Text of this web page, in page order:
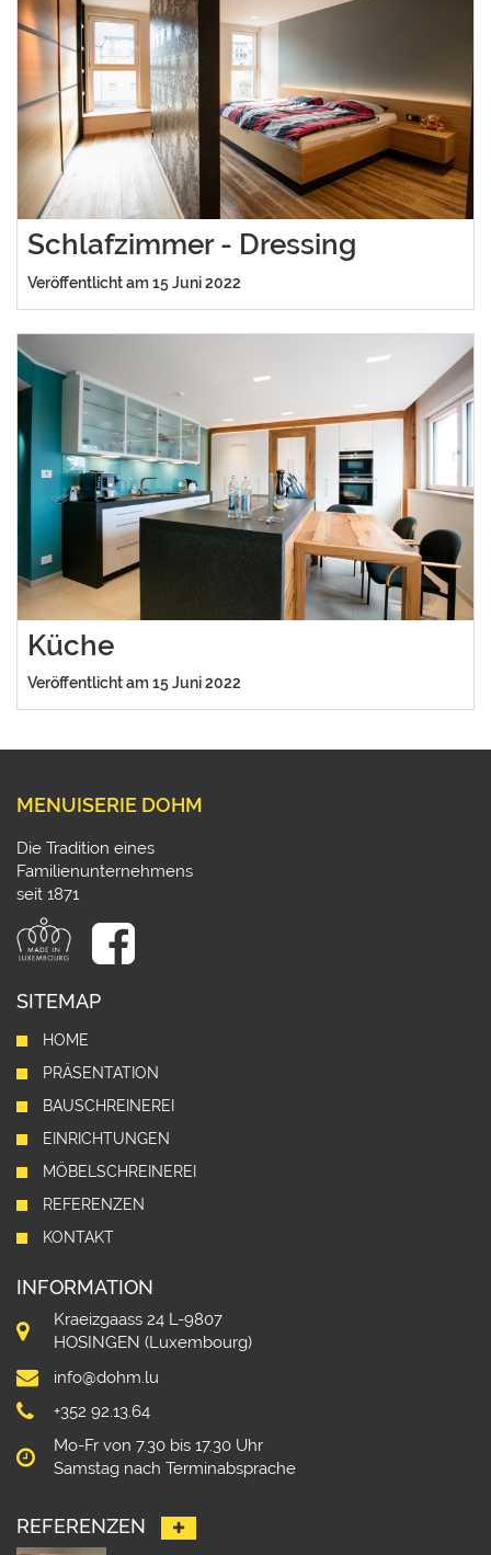
Schlafzimmer - Dressing
Veröffentlicht am 15 Juni 2022
Küche
Veröffentlicht am 15 Juni 2022
MENUISERIE DOHM
Die Tradition eines
Familienunternehmens
seit 1871
SITEMAP
HOME
PRÄSENTATION
BAUSCHREINEREI
EINRICHTUNGEN
MÖBELSCHREINEREI
REFERENZEN
KONTAKT
INFORMATION
Kraeizgaass 24 L-9807
HOSINGEN (Luxembourg)
info@dohm.lu
+352 92.13.64
Mo-Fr von 7.30 bis 17.30 Uhr
Samstag nach Terminabsprache
REFERENZEN